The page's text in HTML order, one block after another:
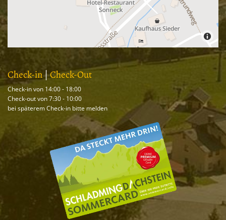
Check-in|Check-Out
Check-in von 14:00 - 18:00
Check-out von 7:30 - 10:00
bei späterem Check-in bitte melden